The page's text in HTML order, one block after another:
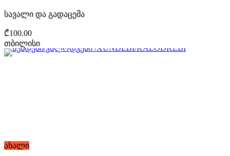
სავალი და გადაცემა
₾100.00
თბილისი
ახალი